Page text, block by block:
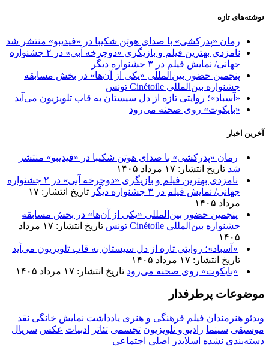
نوشته‌های تازه
رمان «پدرکشی» با صدای هوتن شکیبا در «فیدیبو» منتشر شد
نامزدی بهترین فیلم و بازیگری «دوچرخه آبی» در ۲ جشنواره
جهانی/ نمایش فیلم در ۳ جشنواره دیگر
پنجمین حضور بین‌المللی «یکی از آن‌ها» در بخش مسابقه
جشنواره بین‌المللی Cinétoile تونس
«آسباد»؛ روایتی تازه از دل سیستان به قاب تلویزیون می‌آید
«بایکوت» روی صحنه می‌رود
آخرین اخبار
رمان «پدرکشی» با صدای هوتن شکیبا در «فیدیبو» منتشر
شد تاریخ انتشار: ۱۷ مرداد ۱۴۰۵
نامزدی بهترین فیلم و بازیگری «دوچرخه آبی» در ۲ جشنواره
جهانی/ نمایش فیلم در ۳ جشنواره دیگر
تاریخ انتشار: ۱۷
مرداد ۱۴۰۵
پنجمین حضور بین‌المللی «یکی از آن‌ها» در بخش مسابقه
جشنواره بین‌المللی Cinétoile تونس
تاریخ انتشار: ۱۷ مرداد
۱۴۰۵
«آسباد»؛ روایتی تازه از دل سیستان به قاب تلویزیون می‌آید
تاریخ انتشار: ۱۷ مرداد ۱۴۰۵
«بایکوت» روی صحنه می‌رود تاریخ انتشار: ۱۷ مرداد ۱۴۰۵
موضوعات پرطرفدار
ویدئو هنرمندان فیلم فرهنگی و هنری یادداشت نمایش خانگی نقد
موسیقی سینما رادیو و تلویزیون تجسمی تئاتر ادبیات عکس سریال
دسته‌بندی نشده اسلایدر اصلی اجتماعی